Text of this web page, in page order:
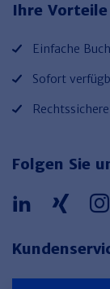
Ihre
Einfache
Sofort
Folgen Sie